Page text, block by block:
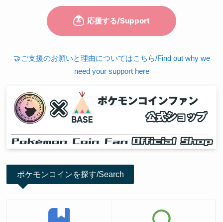
🤝ご支援のお願いと理由についてはこちら/Find out why we
need your support here
ポケモンコインを探す/Search